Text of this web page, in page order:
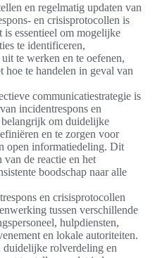
en regelmatig updaten van
en crisisprotocollen is
essentieel om mogelijke
te identificeren,
te werken en te oefenen,
hoe te handelen in geval van
communicatiestrategie is
incidentrespons en
om duidelijke
en te zorgen voor
open informatiedeling. Dit
de reactie en het
boodschap naar alle
en crisisprotocollen
tussen verschillende
hulpdiensten,
en lokale autoriteiten.
duidelijke rolverdeling en